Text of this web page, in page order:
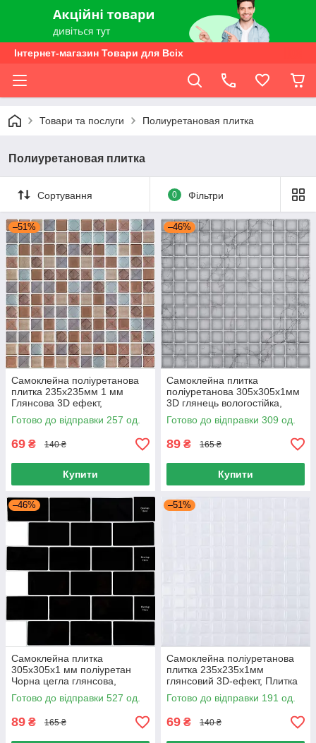
Інтернет-магазин Товари для Всіх
Товари та послуги Полиуретановая плитка
Полиуретановая плитка
Сортування 0 Фільтри
–51%
Самоклейна поліуретанова
плитка 235х235мм 1 мм
Глянсова 3D ефект,
Поліуретанова плитка
самоклейна 3D
Готово до відправки 257 од.
69 ₴ 140 ₴
Купити
–46%
Самоклейна плитка
поліуретанова 305х305х1мм
3D глянець вологостійка,
Поліуретанова плитка для
стін і меблів
Готово до відправки 309 од.
89 ₴ 165 ₴
Купити
–46%
Самоклейна плитка
305х305х1 мм поліуретан
Чорна цегла глянсова,
Поліуретанові панелі для стін
305х305 мм
Готово до відправки 527 од.
89 ₴ 165 ₴
–51%
Самоклейна поліуретанова
плитка 235х235х1мм
глянсовий 3D-ефект, Плитка
для стін вологостійка
Готово до відправки 191 од.
69 ₴ 140 ₴